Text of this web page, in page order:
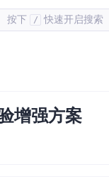
按下 / 快速开启搜索
增强方案